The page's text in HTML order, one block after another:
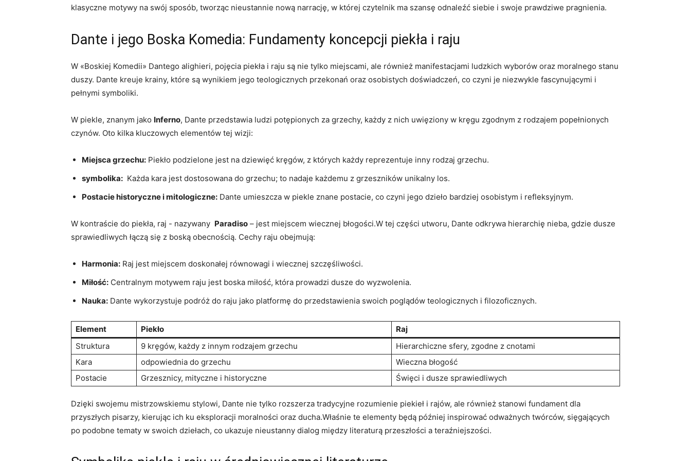
klasyczne motywy na swój sposób, ⁢tworząc nieustannie ⁢nową⁢ narrację, w której czytelnik‍ ma szansę odnaleźć siebie i swoje prawdziwe pragnienia.
Dante ‌i jego Boska Komedia: ⁤Fundamenty koncepcji piekła i raju
W «Boskiej Komedii» Dantego alighieri, ⁢pojęcia piekła⁣ i ‍raju są nie ‍tylko miejscami, ​ale również manifestacjami ludzkich ‍wyborów oraz ⁢moralnego stanu
‍duszy.⁢ Dante kreuje krainy, ‌które ⁤są wynikiem jego‌ teologicznych przekonań oraz osobistych ⁣doświadczeń, ​co⁣ czyni je ‍niezwykle​ fascynującymi i ​
pełnymi ⁤symboliki.
W piekle, znanym ⁢jako Inferno, Dante przedstawia ludzi potępionych ​za​ grzechy, każdy z nich uwięziony w‌ kręgu zgodnym⁤ z rodzajem popełnionych
czynów. ​Oto kilka kluczowych elementów tej wizji:
Miejsca grzechu: Piekło podzielone jest na dziewięć‍ kręgów, z których ⁢każdy reprezentuje inny rodzaj⁣ grzechu.
symbolika: ⁤ Każda kara jest dostosowana do grzechu; to nadaje każdemu z grzeszników‌ unikalny‌ los.
Postacie historyczne i⁤ mitologiczne: ⁢Dante ⁢umieszcza w piekle znane ‍postacie,​ co czyni ​jego​ dzieło bardziej osobistym i ‌refleksyjnym.
W kontraście do ‌piekła, raj -​ nazywany ‍ Paradiso – jest miejscem ‌wiecznej błogości.W tej części utworu, Dante odkrywa ⁣hierarchię nieba, gdzie dusze
sprawiedliwych łączą się z boską⁢ obecnością. Cechy raju obejmują:
Harmonia: Raj⁤ jest miejscem ⁤doskonałej równowagi i​ wiecznej szczęśliwości.
Miłość: Centralnym⁣ motywem raju​ jest boska ‍miłość, ​która prowadzi dusze do wyzwolenia.
Nauka: ​Dante wykorzystuje podróż do ⁢raju jako platformę do przedstawienia swoich poglądów teologicznych i filozoficznych.
Element Piekło
Raj
Struktura
9 ‍kręgów, każdy​ z innym⁤ rodzajem grzechu
Hierarchiczne sfery, zgodne⁣ z cnotami
Kara
odpowiednia do ⁤grzechu
Wieczna ⁢błogość
Postacie
Grzesznicy, mityczne i historyczne Święci i dusze sprawiedliwych
Dzięki swojemu mistrzowskiemu⁤ stylowi, Dante ⁣nie tylko⁣ rozszerza tradycyjne ⁤rozumienie piekieł i rajów, ale również stanowi‌ fundament ⁤dla
przyszłych pisarzy, kierując ich ‌ku eksploracji moralności oraz ducha.Właśnie ‍te elementy będą ​później inspirować ⁢odważnych ​twórców, sięgających
po podobne tematy w swoich dziełach, co ⁤ukazuje nieustanny dialog między literaturą ​przeszłości a teraźniejszości.